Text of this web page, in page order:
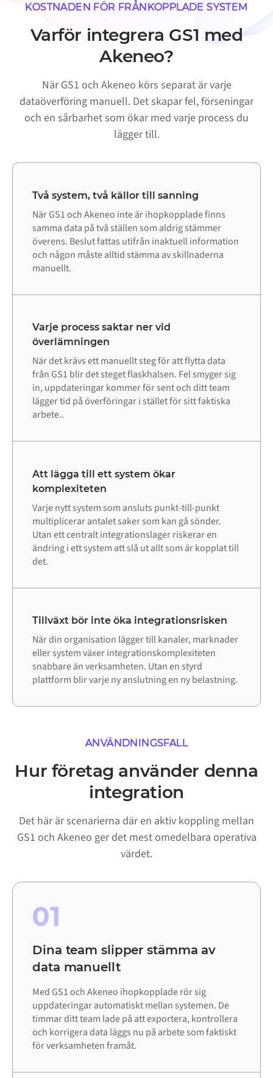
KOSTNADEN FÖR FRÅNKOPPLADE SYSTEM
Varför integrera GS1 med
Akeneo?
När GS1 och Akeneo körs separat är varje
dataöverföring manuell. Det skapar fel, förseningar
och en sårbarhet som ökar med varje process du
lägger till.
Två system, två källor till sanning
När GS1 och Akeneo inte är ihopkopplade finns
samma data på två ställen som aldrig stämmer
överens. Beslut fattas utifrån inaktuell information
och någon måste alltid stämma av skillnaderna
manuellt.
Varje process saktar ner vid
överlämningen
När det krävs ett manuellt steg för att flytta data
från GS1 blir det steget flaskhalsen. Fel smyger sig
in, uppdateringar kommer för sent och ditt team
lägger tid på överföringar i stället för sitt faktiska
arbete..
Att lägga till ett system ökar
komplexiteten
Varje nytt system som ansluts punkt-till-punkt
multiplicerar antalet saker som kan gå sönder.
Utan ett centralt integrationslager riskerar en
ändring i ett system att slå ut allt som är kopplat till
det.
Tillväxt bör inte öka integrationsrisken
När din organisation lägger till kanaler, marknader
eller system växer integrationskomplexiteten
snabbare än verksamheten. Utan en styrd
plattform blir varje ny anslutning en ny belastning.
ANVÄNDNINGSFALL
Hur företag använder denna
integration
Det här är scenarierna där en aktiv koppling mellan
GS1 och Akeneo ger det mest omedelbara operativa
värdet.
01
Dina team slipper stämma av
data manuellt
Med GS1 och Akeneo ihopkopplade rör sig
uppdateringar automatiskt mellan systemen. De
timmar ditt team lade på att exportera, kontrollera
och korrigera data läggs nu på arbete som faktiskt
för verksamheten framåt.